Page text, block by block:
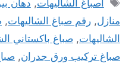
أصباغ الشاليهات, دهان
منازل, رقم صباغ الشاليهات,
الشاليهات, صباغ باكستاني
صباغ تركيب ورق جدران,